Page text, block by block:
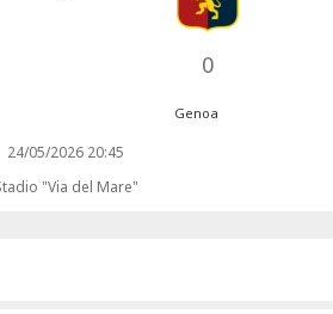
0
Genoa
24/05/2026 20:45
"Via del Mare"